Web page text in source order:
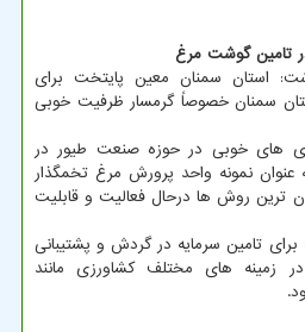
تامین گوشت مرغ
استان سمنان معین پایتخت برای
سمنان خصوصاً گرمسار ظرفیت خوبی
های خوبی در حوزه صنعت طیور در
نمونه واحد پرورش مرغ تخمگذار
ترین روش ها درحال فعالیت و قابلیت
برای تامین سرمایه در گردش و پشتیبانی
زمینه های مختلف کشاورزی مانند